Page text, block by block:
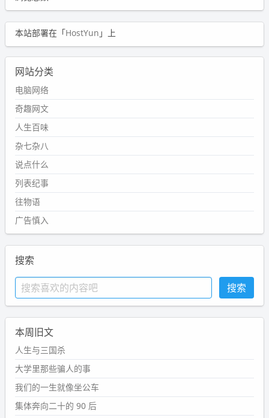
本站部署在「HostYun 」上
网站分类
电脑网络
奇趣网文
人生百味
杂七杂八
说点什么
列表纪事
往物语
广告慎入
搜索
本周旧文
人生与三国杀
大学里那些骗人的事
我们的一生就像坐公车
集体奔向二十的 90 后